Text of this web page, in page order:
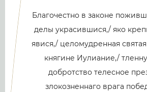
Благочестно в законе
делы украсившися,/ яко
явися,/ целомудренная
княгине Иулиание,/
добротство телесное
злокозненнаго врага